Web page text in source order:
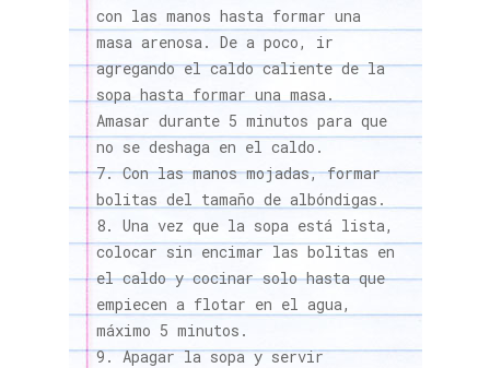
con las manos hasta formar una
masa arenosa. De a poco, ir
agregando el caldo caliente de la
sopa hasta formar una masa.
Amasar durante 5 minutos para que
no se deshaga en el caldo.
Con las manos mojadas, formar
bolitas del tamaño de albóndigas.
Una vez que la sopa está lista,
colocar sin encimar las bolitas en
el caldo y cocinar solo hasta que
empiecen a flotar en el agua,
máximo 5 minutos.
Apagar la sopa y servir